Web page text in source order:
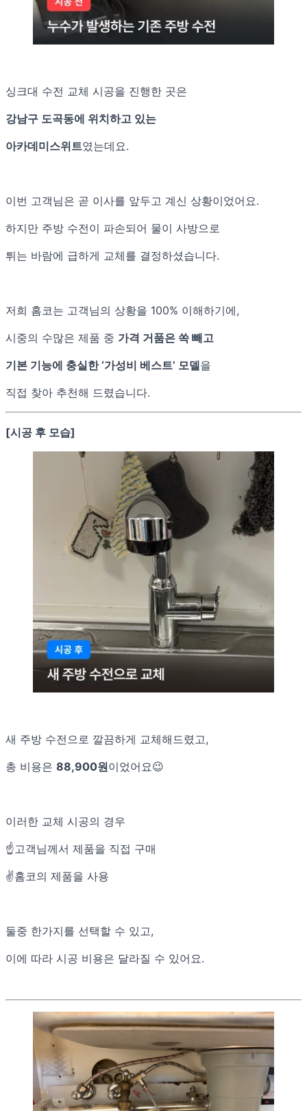
싱크대 수전 교체 시공을 진행한 곳은
강남구 도곡동에 위치하고 있는
아카데미스위트였는데요.
이번 고객님은 곧 이사를 앞두고 계신 상황이었어요.
하지만 주방 수전이 파손되어 물이 사방으로
튀는 바람에 급하게 교체를 결정하셨습니다.
저희 홈코는 고객님의 상황을 100% 이해하기에,
시중의 수많은 제품 중 가격 거품은 쏙 빼고
기본 기능에 충실한 ‘가성비 베스트’ 모델을
직접 찾아 추천해 드렸습니다.
[시공 후 모습]
새 주방 수전으로 깔끔하게 교체해드렸고,
총 비용은 88,900원이었어요😉
이러한 교체 시공의 경우
☝️고객님께서 제품을 직접 구매
✌️홈코의 제품을 사용
둘중 한가지를 선택할 수 있고,
이에 따라 시공 비용은 달라질 수 있어요.